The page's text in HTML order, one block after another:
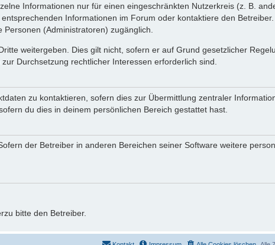
Informationen nur für einen eingeschränkten Nutzerkreis (z. B.
Informationen im Forum oder kontaktiere den
(Administratoren) zugänglich.
weitergeben. Dies gilt nicht, sofern er auf Grund gesetzlicher
Durchsetzung rechtlicher Interessen erforderlich sind.
zu kontaktieren, sofern dies zur Übermittlung zentraler
du dies in deinem persönlichen Bereich gestattet hast.
der Betreiber in anderen Bereichen seiner Software weitere
bitte den Betreiber.